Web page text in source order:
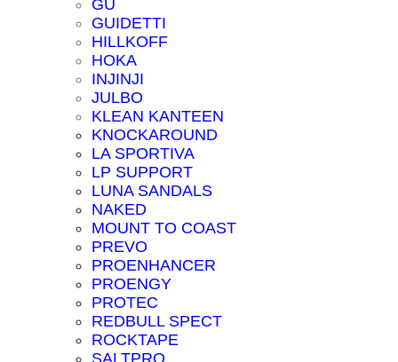
GU
GUIDETTI
HILLKOFF
HOKA
INJINJI
JULBO
KLEAN KANTEEN
KNOCKAROUND
LA SPORTIVA
LP SUPPORT
LUNA SANDALS
NAKED
MOUNT TO COAST
PREVO
PROENHANCER
PROENGY
PROTEC
REDBULL SPECT
ROCKTAPE